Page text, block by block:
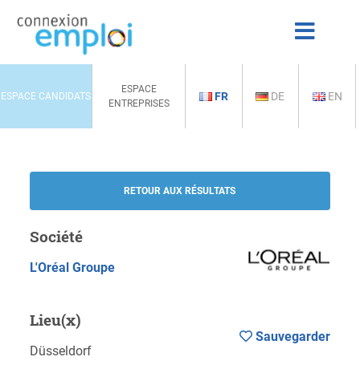
ESPACE CANDIDATS
ESPACE
ENTREPRISES
FR DE EN
RETOUR AUX RÉSULTATS
Société
L'Oréal Groupe
Lieu(x)
Düsseldorf
Sauvegarder